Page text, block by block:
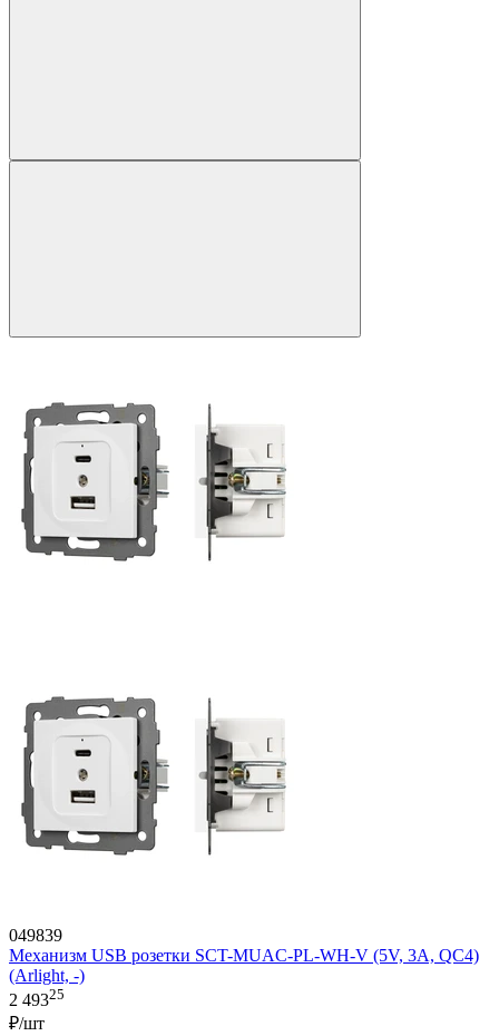
049839
Механизм USB розетки SCT-MUAC-PL-WH-V (5V, 3A, QC4)
(Arlight, -)
2 49325
₽/шт